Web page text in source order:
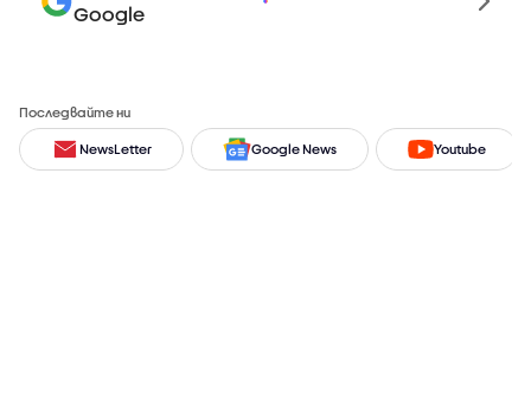
Google
Последвайте ни
NewsLetter Google News Youtube